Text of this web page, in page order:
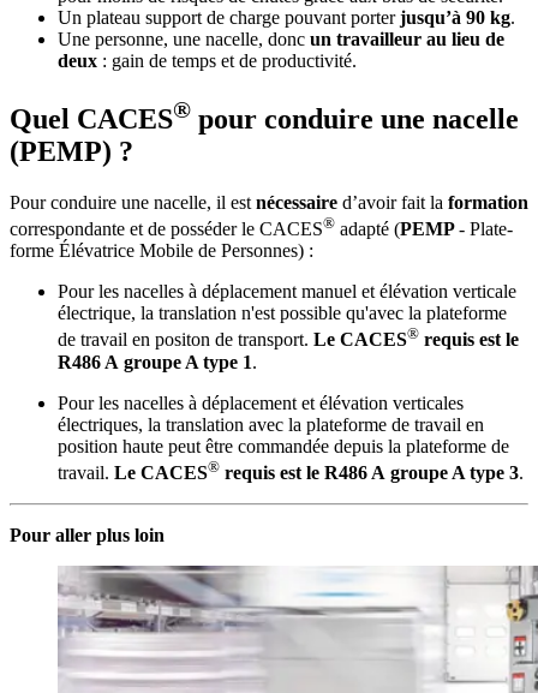
Un plateau support de charge pouvant porterjusqu’à 90 kg.
Une personne, une nacelle, donc un travailleur au lieu de
deux : gain de temps et de productivité.
Quel CACES® pour conduire une nacelle
(PEMP) ?
Pour conduire une nacelle, il est nécessaire d’avoir fait la formation
correspondante et de posséder le CACES® adapté (PEMP- Plate-
forme Élévatrice Mobile de Personnes) :
Pour les nacelles à déplacement manuel et élévation verticale
électrique, la translation n'est possible qu'avec la plateforme
de travail en positon de transport. Le CACES® requis est le
R486 A groupe A type 1.
Pour les nacelles à déplacement et élévation verticales
électriques, la translation avec la plateforme de travail en
position haute peut être commandée depuis la plateforme de
travail. Le CACES® requis est le R486 A groupe A type 3.
Pour aller plus loin